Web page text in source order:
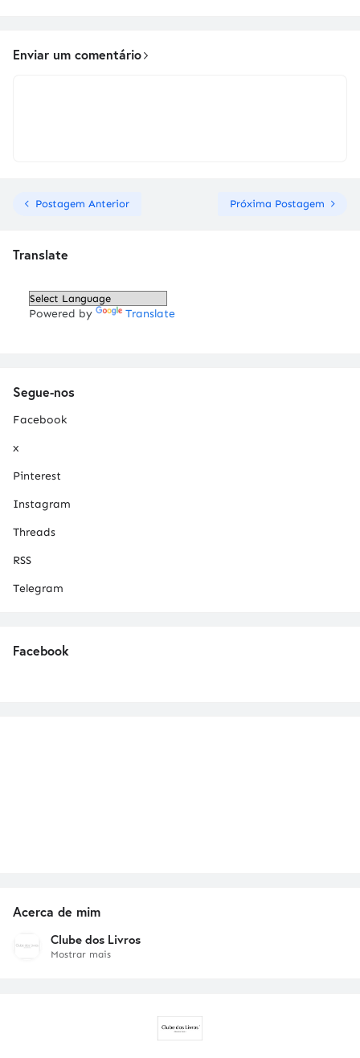
Enviar um comentário
Postagem Anterior Próxima Postagem
Translate
Powered by Translate
Segue-nos
Facebook
x
Pinterest
Instagram
Threads
RSS
Telegram
Facebook
Acerca de mim
Clube dos Livros
Mostrar mais